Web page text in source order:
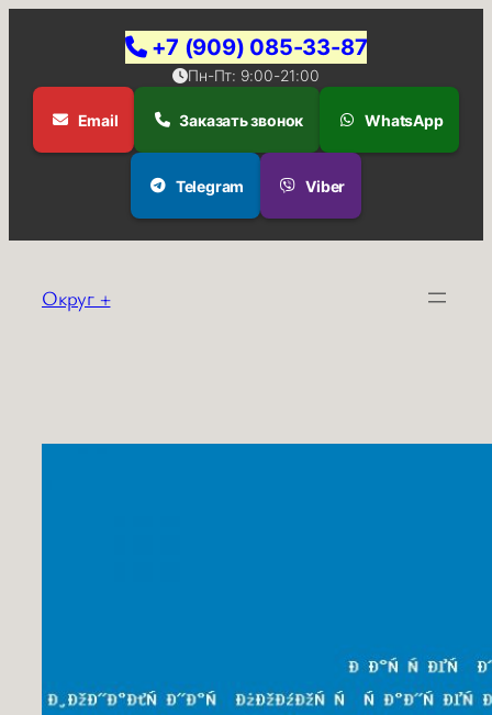
+7 (909) 085-33-87
Пн-Пт: 9:00-21:00
Email Заказать звонок WhatsApp
Telegram Viber
содержимому
Округ +